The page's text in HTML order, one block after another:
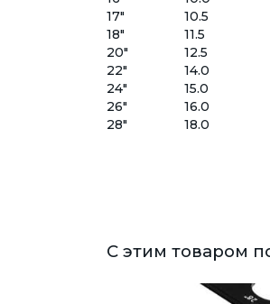
17"
10.5
18"
11.5
20"
12.5
22"
14.0
24"
15.0
26"
16.0
28"
18.0
С этим товаром